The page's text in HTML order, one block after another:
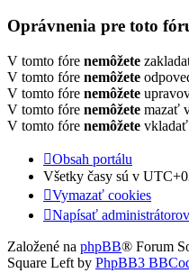
Oprávnenia pre toto
V tomto fóre nemôžete
V tomto fóre nemôžete
V tomto fóre nemôžete
V tomto fóre nemôžete mazať
V tomto fóre nemôžete
Obsah portálu
Všetky časy sú v
Vymazať cookies
Napísať
Založené na phpBB® Forum
Square Left by PhpBB3